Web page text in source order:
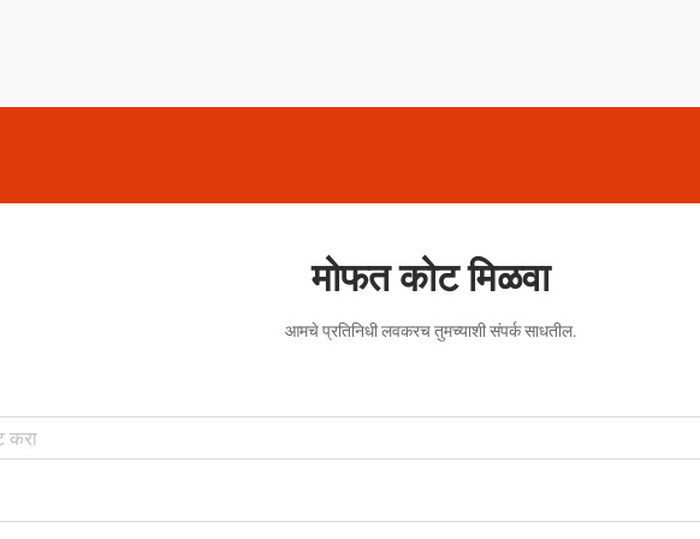
मोफत कोट मिळवा
आमचे प्रतिनिधी लवकरच तुमच्याशी संपर्क साधतील.